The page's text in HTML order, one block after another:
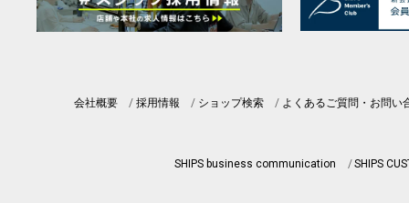
会社概要 採用情報 ショップ検索 よくあるご質問・お問い
SHIPS business communication SHIPS